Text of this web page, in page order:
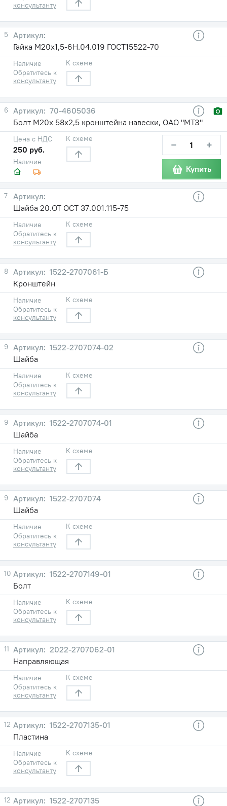
консультанту
5
Гайка М20х1,5-6Н.04.019 ГОСТ15522-70
Наличие
Обратитесь к
консультанту
К схеме
6
70-4605036
Болт М20х 58х2,5 кронштейна навески, ОАО "МТЗ"
Наличие
Цена с НДС
250 руб.
К схеме − +
Купить
7
Шайба 20.ОТ ОСТ 37.001.115-75
Наличие
Обратитесь к
консультанту
К схеме
8
1522-2707061-Б
Кронштейн
Наличие
Обратитесь к
консультанту
К схеме
9
1522-2707074-02
Шайба
Наличие
Обратитесь к
консультанту
К схеме
9
1522-2707074-01
Шайба
Наличие
Обратитесь к
консультанту
К схеме
9
1522-2707074
Шайба
Наличие
Обратитесь к
консультанту
К схеме
10
1522-2707149-01
Болт
Наличие
Обратитесь к
консультанту
К схеме
11
2022-2707062-01
Направляющая
Наличие
Обратитесь к
консультанту
К схеме
12
1522-2707135-01
Пластина
Наличие
Обратитесь к
консультанту
К схеме
12
1522-2707135